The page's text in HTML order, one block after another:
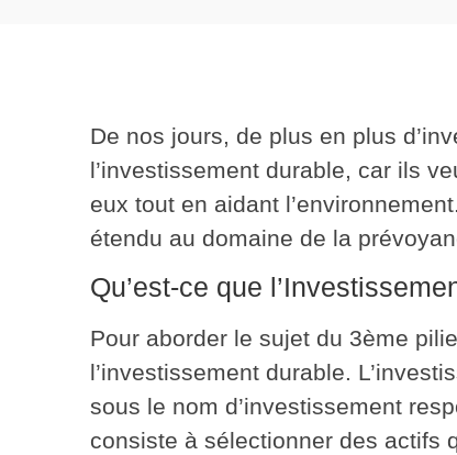
De nos jours, de plus en plus
l’investissement durable, car ils
eux tout en aidant
étendu au domaine de la
Qu’est-ce que
Pour aborder le sujet du 3ème
l’investissement durable.
sous le nom d’investissement
consiste à sélectionner des actifs